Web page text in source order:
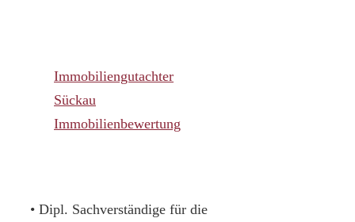
Immobiliengutachter
Sückau
Immobilienbewertung
• Dipl. Sachverständige für die